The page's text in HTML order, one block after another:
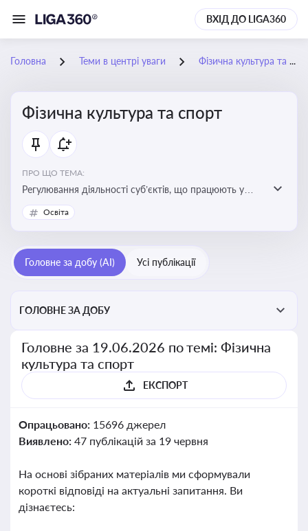
ВХІД ДО LIGA360
Головна Теми в центрі уваги Фізична культура та спорт
Фізична культура та спорт
ПРО ЩО ТЕМА:
Регулювання діяльності суб’єктів, що працюють у
сфері фізичної культури та спорту, включаючи
оздоровлення населення, професійний і аматорський
потенціалу, соціального захисту та ефективної
реалізації державної політики у цій галузі
Освіта
Головне за добу (AI) Усі публікації
ГОЛОВНЕ ЗА ДОБУ
Головне за 19.06.2026 по темі: Фізична
культура та спорт
ЕКСПОРТ
Опрацьовано: 15696 джерел
Виявлено: 47 публікацій за 19 червня
На основі зібраних матеріалів ми сформували
короткі відповіді на актуальні запитання. Ви
дізнаєтесь: